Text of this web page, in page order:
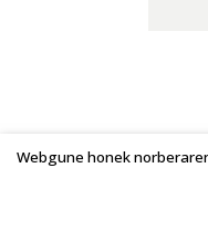
Webgune honek